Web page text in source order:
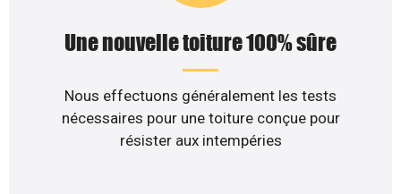
Une nouvelle toiture 100% sûre
Nous effectuons généralement les tests
nécessaires pour une toiture conçue pour
résister aux intempéries